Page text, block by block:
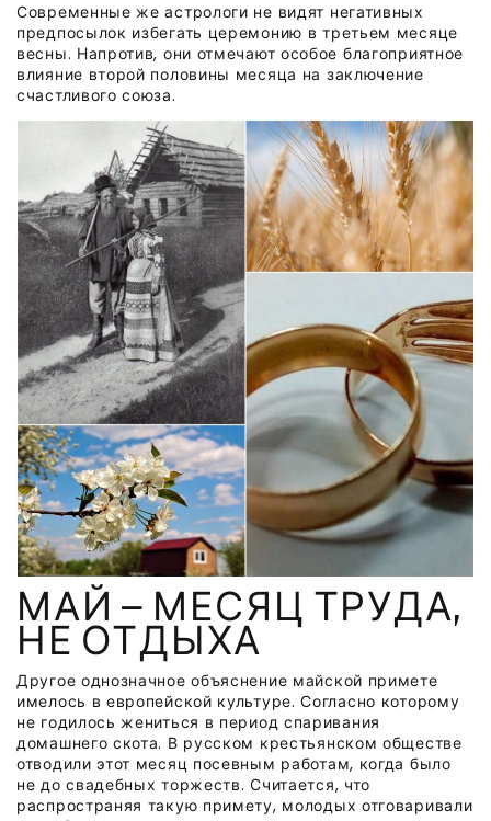
Современные же астрологи не видят негативных
предпосылок избегать церемонию в третьем месяце
весны. Напротив, они отмечают особое благоприятное
влияние второй половины месяца на заключение
счастливого союза.
МАЙ — МЕСЯЦ ТРУДА,
НЕ ОТДЫХА
Другое однозначное объяснение майской примете
имелось в европейской культуре. Согласно которому
не годилось жениться в период спаривания
домашнего скота. В русском крестьянском обществе
отводили этот месяц посевным работам, когда было
не до свадебных торжеств. Считается, что
распространяя такую примету, молодых отговаривали